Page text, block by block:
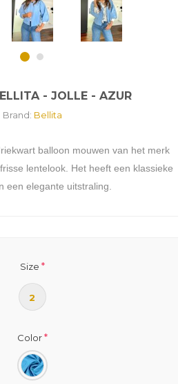
- JOLLE - AZUR
Brand: Bellita
balloon mouwen van het merk
lentelook. Het heeft een klassieke
een elegante uitstraling.
Size *
2
Color*